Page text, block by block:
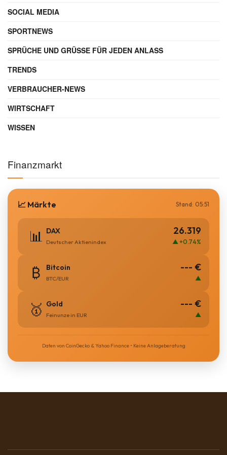
SOCIAL MEDIA
SPORTNEWS
SPRÜCHE UND GRÜSSE FÜR JEDEN ANLASS
TRENDS
VERBRAUCHER-NEWS
WIRTSCHAFT
WISSEN
Finanzmarkt
📈 Märkte Stand: 05:51
📊 DAX
Deutscher Aktienindex
26.319
▲ +0.74%
₿ Bitcoin
BTC/EUR
--- €
▲
🥇 Gold
Feinunze in EUR
--- €
▲
Daten von CoinGecko & Yahoo Finance • Keine Anlageberatung